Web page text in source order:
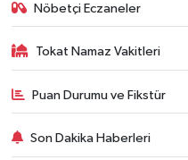
Nöbetçi Eczaneler
Tokat Namaz Vakitleri
Puan Durumu ve Fikstür
Son Dakika Haberleri